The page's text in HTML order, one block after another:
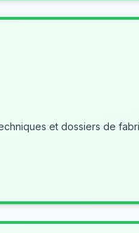
et dossiers de